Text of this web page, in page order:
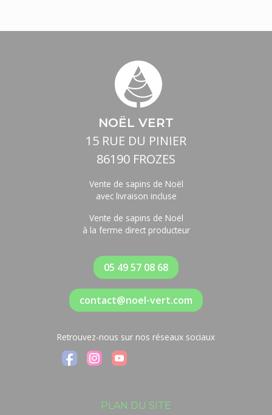
NOËL VERT
15 RUE DU PINIER
86190 FROZES
Vente de sapins de Noël
avec livraison incluse
Vente de sapins de Noël
à la ferme direct producteur
05 49 57 08 68
contact@noel-vert.com
Retrouvez-nous sur nos réseaux sociaux
PLAN DU SITE